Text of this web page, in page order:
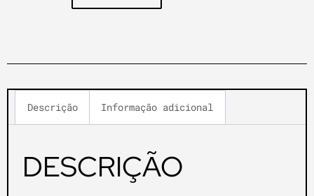
Descrição Informação adicional
DESCRIÇÃO